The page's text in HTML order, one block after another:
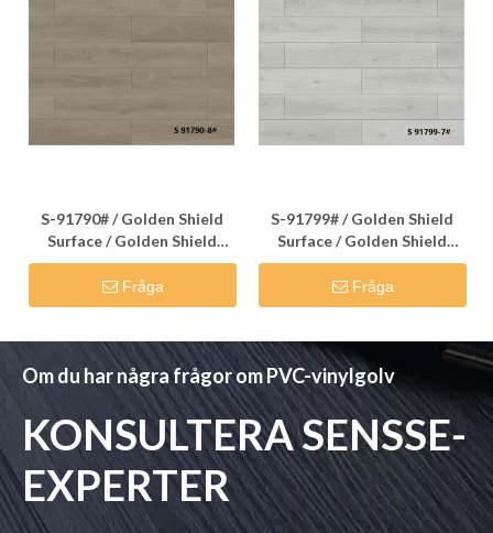
S-91790# / Golden Shield
Surface / Golden Shield
Flooring
Fråga
S-91799# / Golden Shield
Surface / Golden Shield
Flooring
Fråga
Om du har några frågor om PVC-vinylgolv
KONSULTERA SENSSE-
EXPERTER